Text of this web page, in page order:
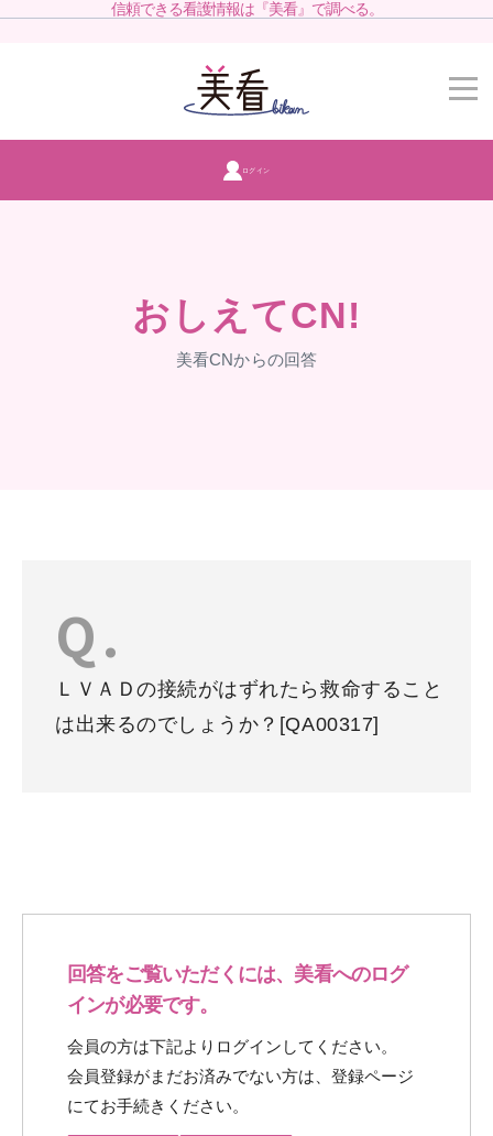
信頼できる看護情報は『美看』で調べる。
ログイン
おしえてCN!
美看CNからの回答
ＬＶＡＤの接続がはずれたら救命すること
は出来るのでしょうか？ [QA00317]
回答をご覧いただくには、美看へのログ
インが必要です。
会員の方は下記よりログインしてください。
会員登録がまだお済みでない方は、登録ページ
にてお手続きください。